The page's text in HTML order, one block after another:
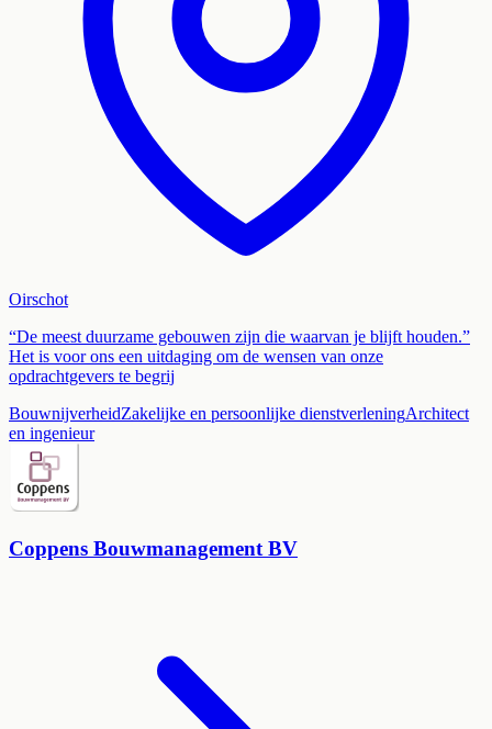
Oirschot
“De meest duurzame gebouwen zijn die waarvan je blijft houden.”
Het is voor ons een uitdaging om de wensen van onze
opdrachtgevers te begrij
BouwnijverheidZakelijke en persoonlijke dienstverleningArchitect
en ingenieur
Coppens Bouwmanagement BV